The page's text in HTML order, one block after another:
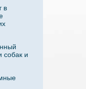
в
собак и